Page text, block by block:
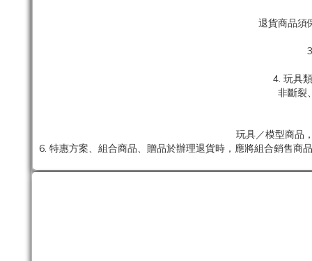
退貨商品須
4. 玩具
非斷裂
玩具／模型商品
6. 特惠方案、組合商品、贈品於辦理退貨時，應將組合銷售商